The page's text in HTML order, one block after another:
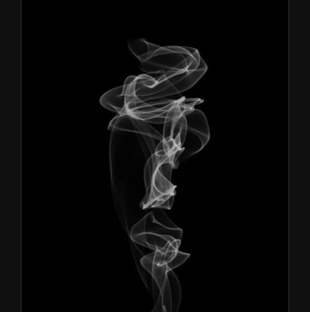
Plannen Peated Whisky 2025
Blog